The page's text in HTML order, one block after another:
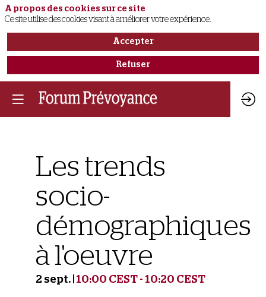
Les trends
socio-
démographiques
à l'oeuvre
2 sept. 10:00 CEST - 10:20 CEST
A propos des cookies sur ce site
Ce site utilise des cookies visant à améliorer votre expérience.
Accepter
Refuser